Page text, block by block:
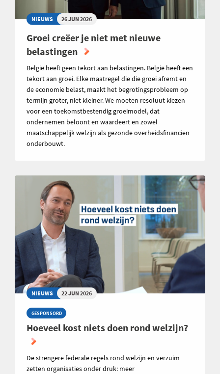
NIEUWS 26 JUN 2026
Groei creëer je niet met nieuwe
belastingen
België heeft geen tekort aan belastingen. België heeft een
tekort aan groei. Elke maatregel die die groei afremt en
de economie belast, maakt het begrotingsprobleem op
termijn groter, niet kleiner. We moeten resoluut kiezen
voor een toekomstbestendig groeimodel, dat
ondernemen beloont en waardeert en zowel
maatschappelijk welzijn als gezonde overheidsfinanciën
onderbouwt.
NIEUWS 22 JUN 2026
GESPONSORD
Hoeveel kost niets doen rond welzijn?
De strengere federale regels rond welzijn en verzuim
zetten organisaties onder druk: meer